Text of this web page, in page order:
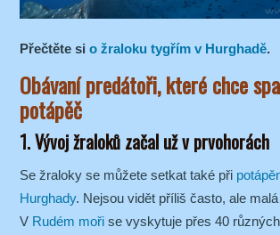
Přečtěte si o žraloku tygřím v Hurghadě.
Obávaní predátoři, které chce
potápěč
1. Vývoj žraloků začal už v prvohorách
Se žraloky se můžete setkat také při
Hurghady. Nejsou vidět příliš často, ale
V Rudém moři se vyskytuje přes 40